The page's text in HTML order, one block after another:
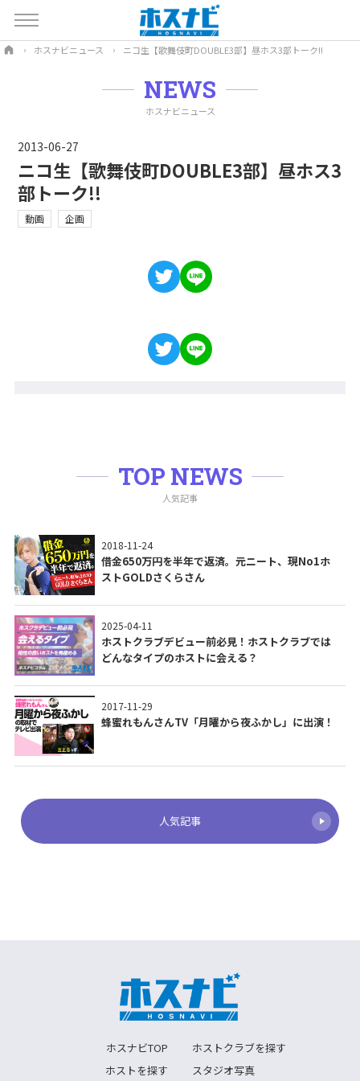
ホスナビニュース ニコ生【歌舞伎町DOUBLE3部】昼ホス3部トーク!!
NEWS
ホスナビニュース
2013-06-27
ニコ生【歌舞伎町DOUBLE3部】昼ホス3
部トーク!!
動画 企画
TOP NEWS
人気記事
2018-11-24
借金650万円を半年で返済。元ニート、現No1ホ
ストGOLDさくらさん
2025-04-11
ホストクラブデビュー前必見！ホストクラブでは
どんなタイプのホストに会える？
2017-11-29
蜂蜜れもんさんTV「月曜から夜ふかし」に出演！
人気記事
ホスナビTOP
ホストクラブを探す
ホストを探す
スタジオ写真